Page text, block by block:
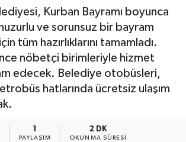
Kurban Bayramı boyunca
ve sorunsuz bir bayram
tüm hazırlıklarını tamamladı.
nöbetçi birimleriyle hizmet
edecek. Belediye otobüsleri,
hatlarında ücretsiz ulaşım
PAYLAŞIM
2 DK
OKUNMA SÜRESI